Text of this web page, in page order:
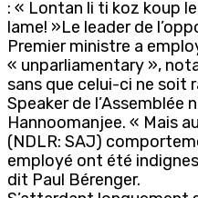
: « Lontan li ti koz koup
lame! »Le leader de
Premier ministre a
« unparliamentary »,
sans que celui-ci ne soit
Speaker de l’Assemblée
Hannoomanjee. « Mais
(NDLR: SAJ)
employé ont été
dit Paul Bérenger.